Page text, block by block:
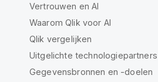
Vertrouwen en AI
Waarom Qlik voor AI
Qlik vergelijken
Uitgelichte technologiepartners
Gegevensbronnen en -doelen